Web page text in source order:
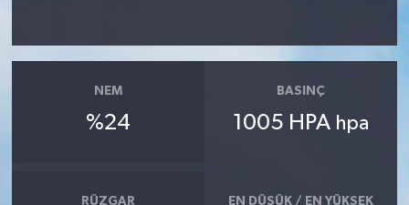
NEM
%24
BASINÇ
1005 HPA hpa
RÜZGAR EN DÜŞÜK / EN YÜKSEK